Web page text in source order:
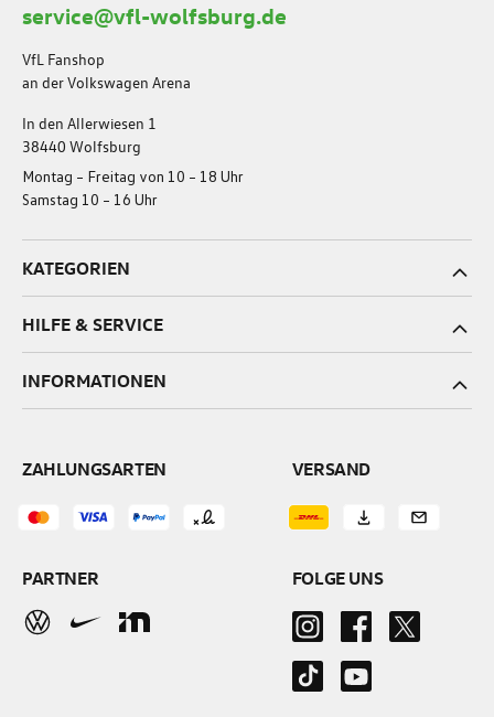
service@vfl-wolfsburg.de
VfL Fanshop
an der Volkswagen Arena
In den Allerwiesen 1
38440 Wolfsburg
Montag – Freitag von 10 – 18 Uhr
Samstag 10 – 16 Uhr
KATEGORIEN
HILFE & SERVICE
INFORMATIONEN
PARTNER
VERSAND
ZAHLUNGSARTEN
FOLGE UNS